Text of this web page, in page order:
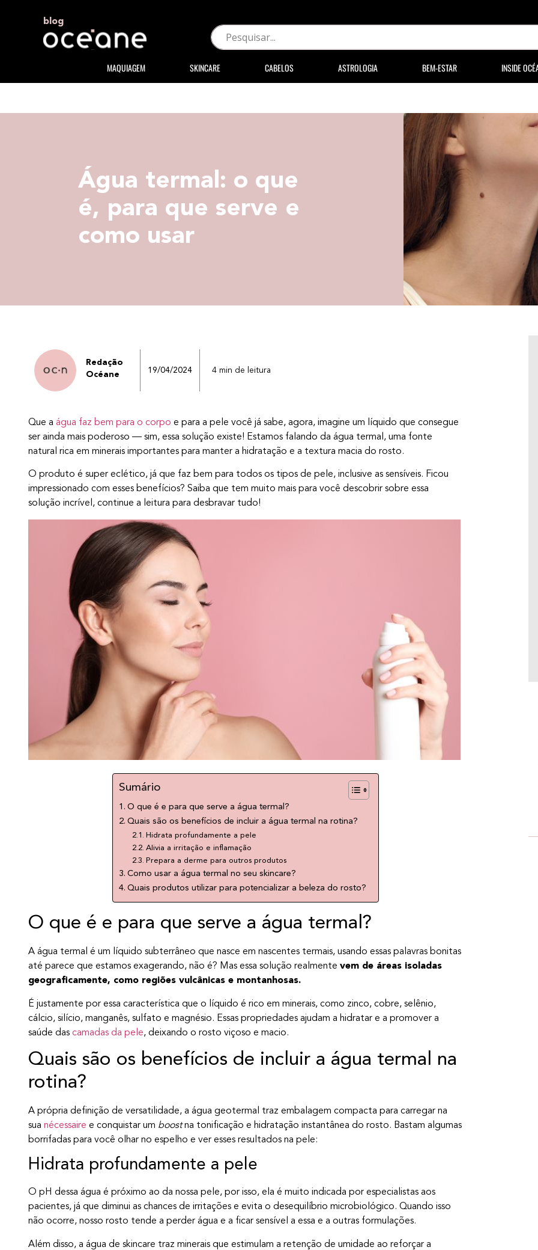
blog
MAQUIAGEM SKINCARE CABELOS ASTROLOGIA BEM-ESTAR INSIDE
Água termal: o que
é, para que serve e
como usar
Redação
Océane
19/04/2024 4 min de leitura
Que a água faz bem para o corpo e para a pele você já sabe, agora, imagine um líquido que consegue
ser ainda mais poderoso — sim, essa solução existe! Estamos falando da água termal, uma fonte
natural rica em minerais importantes para manter a hidratação e a textura macia do rosto.
O produto é super eclético, já que faz bem para todos os tipos de pele, inclusive as sensíveis. Ficou
impressionado com esses benefícios? Saiba que tem muito mais para você descobrir sobre essa
solução incrível, continue a leitura para desbravar tudo!
Sumário
O que é e para que serve a água termal?
Quais são os benefícios de incluir a água termal na rotina?
Hidrata profundamente a pele
Alivia a irritação e inflamação
Prepara a derme para outros produtos
Como usar a água termal no seu skincare?
Quais produtos utilizar para potencializar a beleza do rosto?
O que é e para que serve a água termal?
A água termal é um líquido subterrâneo que nasce em nascentes termais, usando essas palavras bonitas
até parece que estamos exagerando, não é? Mas essa solução realmente vem de áreas isoladas
geograficamente, como regiões vulcânicas e montanhosas.
É justamente por essa característica que o líquido é rico em minerais, como zinco, cobre, selênio,
cálcio, silício, manganês, sulfato e magnésio. Essas propriedades ajudam a hidratar e a promover a
saúde das camadas da pele, deixando o rosto viçoso e macio.
Quais são os benefícios de incluir a água termal na
rotina?
A própria definição de versatilidade, a água geotermal traz embalagem compacta para carregar na
sua nécessaire e conquistar um boostna tonificação e hidratação instantânea do rosto. Bastam algumas
borrifadas para você olhar no espelho e ver esses resultados na pele:
Hidrata profundamente a pele
O pH dessa água é próximo ao da nossa pele, por isso, ela é muito indicada por especialistas aos
pacientes, já que diminui as chances de irritações e evita o desequilíbrio microbiológico. Quando isso
não ocorre, nosso rosto tende a perder água e a ficar sensível a essa e a outras formulações.
Além disso, a água de skincare traz minerais que estimulam a retenção de umidade ao reforçar a